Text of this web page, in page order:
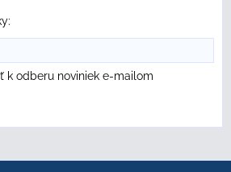
k odberu noviniek e-mailom